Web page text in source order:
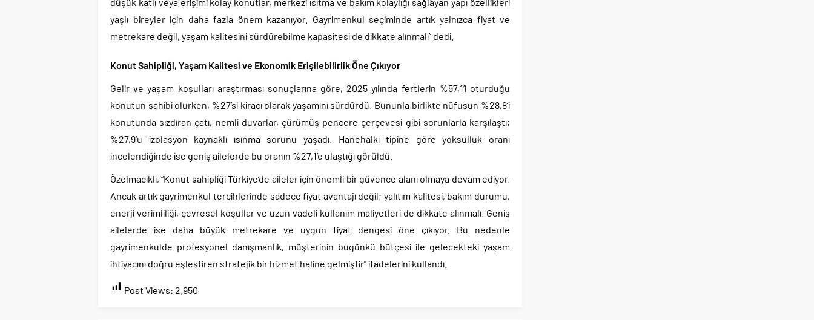
yaşlı bireyler için daha fazla önem kazanıyor. Gayrimenkul seçiminde artık yalnızca fiyat ve
metrekare değil, yaşam kalitesini sürdürebilme kapasitesi de dikkate alınmalı” dedi.
Konut Sahipliği, Yaşam Kalitesi ve Ekonomik Erişilebilirlik Öne Çıkıyor
Gelir ve yaşam koşulları araştırması sonuçlarına göre, 2025 yılında fertlerin %57,1’i oturduğu
konutun sahibi olurken, %27’si kiracı olarak yaşamını sürdürdü. Bununla birlikte nüfusun %28,8’i
konutunda sızdıran çatı, nemli duvarlar, çürümüş pencere çerçevesi gibi sorunlarla karşılaştı;
%27,9’u izolasyon kaynaklı ısınma sorunu yaşadı. Hanehalkı tipine göre yoksulluk oranı
incelendiğinde ise geniş ailelerde bu oranın %27,1’e ulaştığı görüldü.
Özelmacıklı, “Konut sahipliği Türkiye’de aileler için önemli bir güvence alanı olmaya devam ediyor.
Ancak artık gayrimenkul tercihlerinde sadece fiyat avantajı değil; yalıtım kalitesi, bakım durumu,
enerji verimliliği, çevresel koşullar ve uzun vadeli kullanım maliyetleri de dikkate alınmalı. Geniş
ailelerde ise daha büyük metrekare ve uygun fiyat dengesi öne çıkıyor. Bu nedenle
gayrimenkulde profesyonel danışmanlık, müşterinin bugünkü bütçesi ile gelecekteki yaşam
ihtiyacını doğru eşleştiren stratejik bir hizmet haline gelmiştir” ifadelerini kullandı.
Post Views: 2.950